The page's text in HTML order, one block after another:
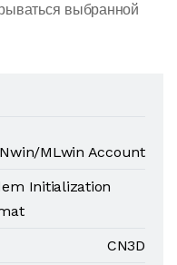
выбранной
MLwin Account
Initialization
CN3D